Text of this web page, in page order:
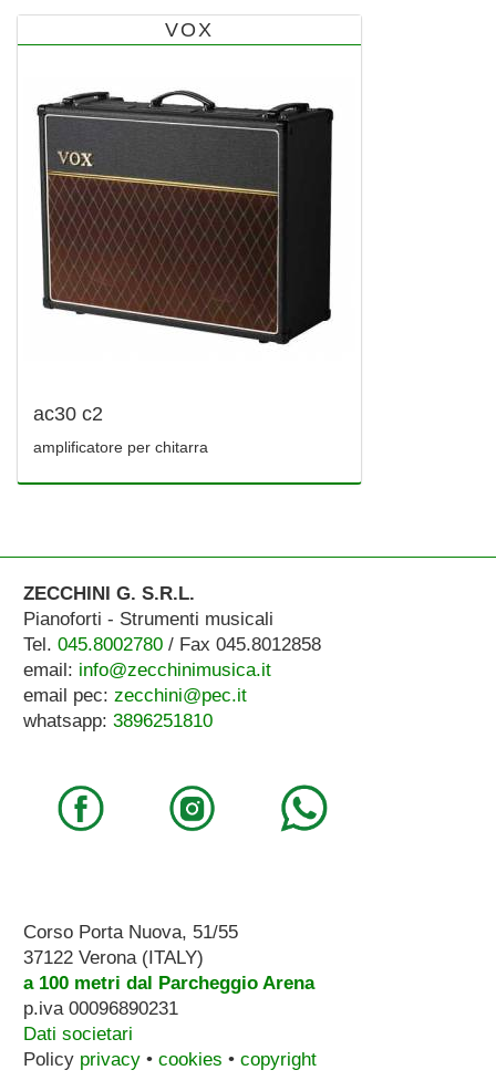
VOX
ac30 c2
amplificatore per chitarra
ZECCHINI G. S.R.L.
Pianoforti - Strumenti musicali
Tel. 045.8002780/ Fax 045.8012858
email: info@zecchinimusica.it
email pec: zecchini@pec.it
whatsapp: 3896251810
Corso Porta Nuova, 51/55
37122 Verona (ITALY)
a 100 metri dal Parcheggio Arena
p.iva 00096890231
Dati societari
Policy privacy• cookies • copyright